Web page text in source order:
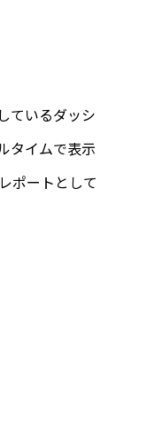
ているダッシ
タイムで表示
ポートとして